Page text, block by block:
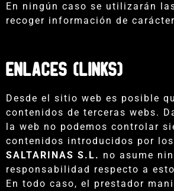
En ningún caso se utilizarán
recoger información de
ENLACES (LINKS)
Desde el sitio web es posible
contenidos de terceras webs.
la web no podemos controlar
contenidos introducidos por
SALTARINAS S.L. no asume
responsabilidad respecto a
En todo caso, el prestador